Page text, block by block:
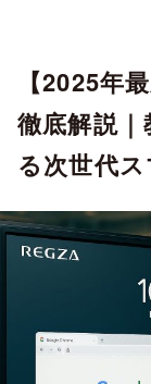
ッ
【2025年
徹底解説
る次世代